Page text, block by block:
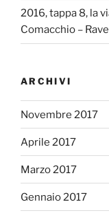
2016, tappa 8, la
Comacchio –
ARCHIVI
Novembre 2017
Aprile 2017
Marzo 2017
Gennaio 2017